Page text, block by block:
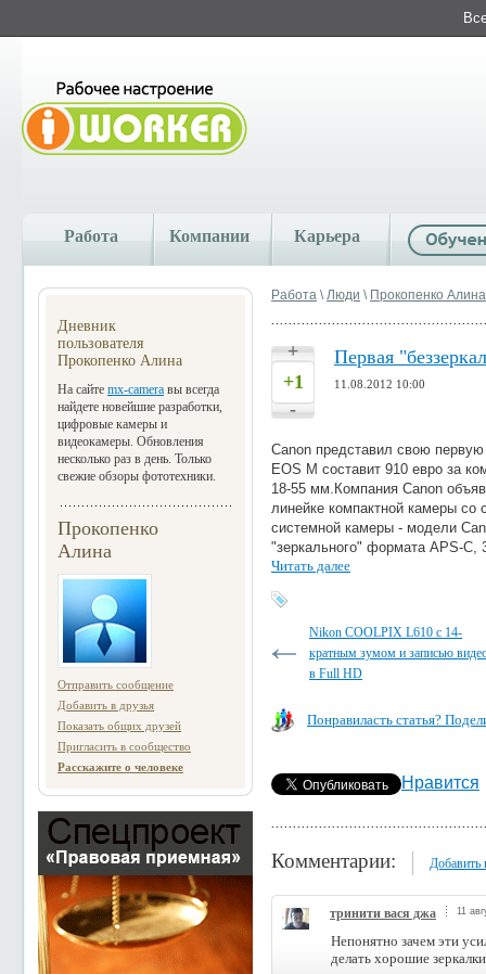
Работа Компании Карьера
Дневник
пользователя
Прокопенко Алина
На сайте mx-camera вы всегда
найдете новейшие разработки,
цифровые камеры и
видеокамеры. Обновления
несколько раз в день. Только
свежие обзоры фототехники.
Прокопенко
Алина
Отправить сообщение
Добавить в друзья
Показать общих друзей
Пригласить в сообщество
Расскажите о человеке
Работа \Люди \ Прокопенко Алина
+
+1
-
Первая
11.08.2012 10:00
Canon представил свою
EOS M составит 910 евро за
18-55 мм.Компания Canon
линейке компактной камеры
системной камеры - модели
"зеркального" формата APS-
Читать далее
Nikon COOLPIX L610 с 14-
кратным зумом и записью
в Full HD
Понравиласть статья?
Нравится
Комментарии: Добавить
тринити вася джа 11
Непонятно зачем эти
делать хорошие